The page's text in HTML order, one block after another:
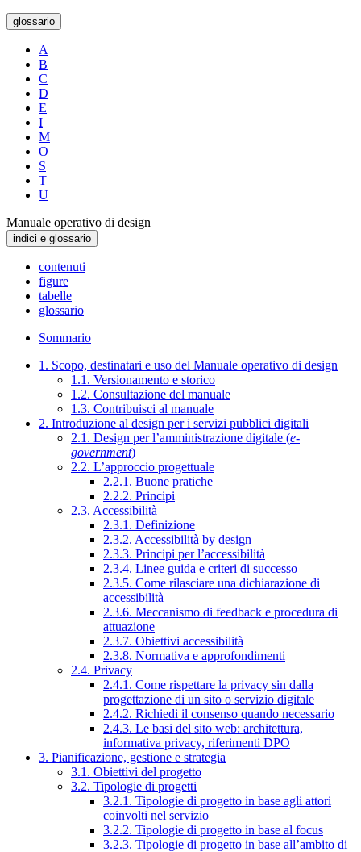
glossario
A
B
C
D
E
I
M
O
S
T
U
Manuale operativo di design
indici e glossario
contenuti
figure
tabelle
glossario
Sommario
1. Scopo, destinatari e uso del Manuale operativo di design
1.1. Versionamento e storico
1.2. Consultazione del manuale
1.3. Contribuisci al manuale
2. Introduzione al design per i servizi pubblici digitali
2.1. Design per l’amministrazione digitale (e-
government)
2.2. L’approccio progettuale
2.2.1. Buone pratiche
2.2.2. Principi
2.3. Accessibilità
2.3.1. Definizione
2.3.2. Accessibilità by design
2.3.3. Principi per l’accessibilità
2.3.4. Linee guida e criteri di successo
2.3.5. Come rilasciare una dichiarazione di
accessibilità
2.3.6. Meccanismo di feedback e procedura di
attuazione
2.3.7. Obiettivi accessibilità
2.3.8. Normativa e approfondimenti
2.4. Privacy
2.4.1. Come rispettare la privacy sin dalla
progettazione di un sito o servizio digitale
2.4.2. Richiedi il consenso quando necessario
2.4.3. Le basi del sito web: architettura,
informativa privacy, riferimenti DPO
3. Pianificazione, gestione e strategia
3.1. Obiettivi del progetto
3.2. Tipologie di progetti
3.2.1. Tipologie di progetto in base agli attori
coinvolti nel servizio
3.2.2. Tipologie di progetto in base al focus
3.2.3. Tipologie di progetto in base all’ambito di